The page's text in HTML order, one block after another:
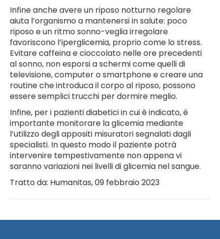
Infine anche avere un riposo notturno regolare
aiuta l’organismo a mantenersi in salute: poco
riposo e un ritmo sonno-veglia irregolare
favoriscono l’iperglicemia, proprio come lo stress.
Evitare caffeina e cioccolato nelle ore precedenti
al sonno, non esporsi a schermi come quelli di
televisione, computer o smartphone e creare una
routine che introduca il corpo al riposo, possono
essere semplici trucchi per dormire meglio.
Infine, per i pazienti diabetici in cui è indicato, è
importante monitorare la glicemia mediante
l’utilizzo degli appositi misuratori segnalati dagli
specialisti. In questo modo il paziente potrà
intervenire tempestivamente non appena vi
saranno variazioni nei livelli di glicemia nel sangue.
Tratto da: Humanitas, 09 febbraio 2023